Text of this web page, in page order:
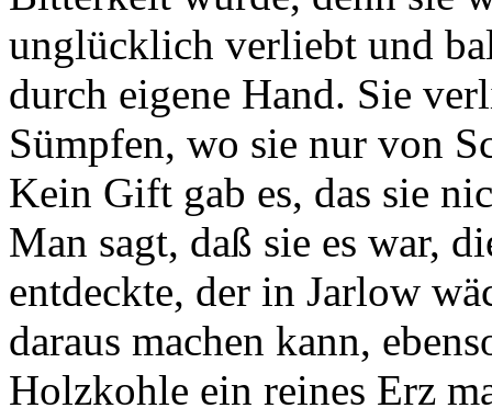
unglücklich verliebt und
durch eigene Hand. Sie
Sümpfen, wo sie nur von
Kein Gift gab es, das sie
Man sagt, daß sie es war,
entdeckte, der in Jarlow
daraus machen kann,
Holzkohle ein reines Erz